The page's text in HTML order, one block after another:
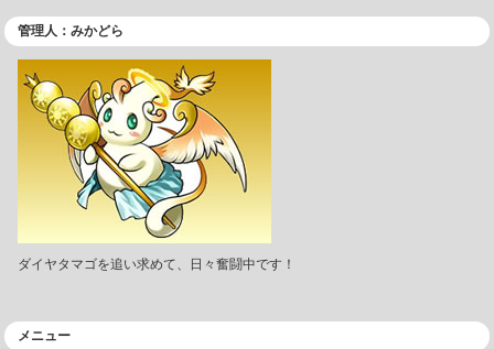
管理人：みかどら
ダイヤタマゴを追い求めて、日々奮闘中です！
メニュー